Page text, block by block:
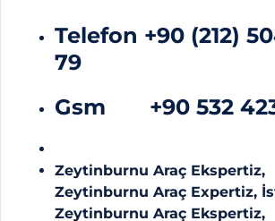
Telefon +90 (212)
79
Gsm
+90 532
Zeytinburnu Araç Ekspertiz,
Zeytinburnu Araç Expertiz,
Zeytinburnu Araç Ekspertiz,